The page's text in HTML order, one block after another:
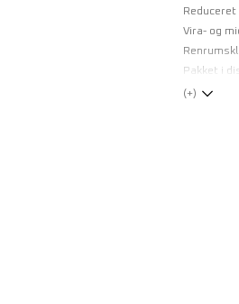
Reduceret
Vira- og
Pakket i
(+)